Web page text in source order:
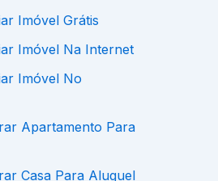
Imóvel Grátis
Imóvel Na Internet
Imóvel No
Apartamento Para
Casa Para Aluguel